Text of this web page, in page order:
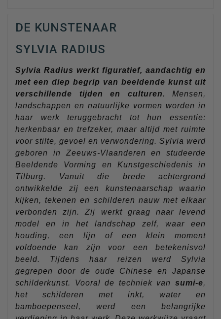
DE KUNSTENAAR
SYLVIA RADIUS
Sylvia Radius werkt figuratief, aandachtig en
met een diep begrip van beeldende kunst uit
verschillende tijden en culturen. Mensen,
landschappen en natuurlijke vormen worden in
haar werk teruggebracht tot hun essentie:
herkenbaar en trefzeker, maar altijd met ruimte
voor stilte, gevoel en verwondering. Sylvia werd
geboren in Zeeuws-Vlaanderen en studeerde
Beeldende Vorming en Kunstgeschiedenis in
Tilburg. Vanuit die brede achtergrond
ontwikkelde zij een kunstenaarschap waarin
kijken, tekenen en schilderen nauw met elkaar
verbonden zijn. Zij werkt graag naar levend
model en in het landschap zelf, waar een
houding, een lijn of een klein moment
voldoende kan zijn voor een betekenisvol
beeld. Tijdens haar reizen werd Sylvia
gegrepen door de oude Chinese en Japanse
schilderkunst. Vooral de techniek van sumi-e,
het schilderen met inkt, water en
bamboepenseel, werd een belangrijke